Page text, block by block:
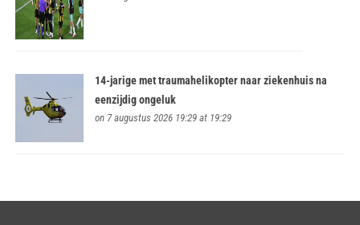
14-jarige met traumahelikopter naar ziekenhuis na
eenzijdig ongeluk
on 7 augustus 2026 19:29 at 19:29